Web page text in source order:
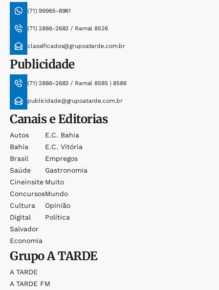
(71) 99965-8961
(71) 2886-2683 / Ramal 8526
classificados@grupoatarde.com.br
Publicidade
(71) 2886-2683 / Ramal 8585 | 8586
publicidade@grupoatarde.com.br
Canais e Editorias
Autos
Bahia
Brasil
Saúde
Cineinsite
Concursos
Cultura
Digital
Salvador
Economia
E.c. Bahia
E.c. Vitória
Empregos
Gastronomia
Muito
Mundo
Opinião
Política
GrupoA TARDE
A TARDE
A TARDE FM